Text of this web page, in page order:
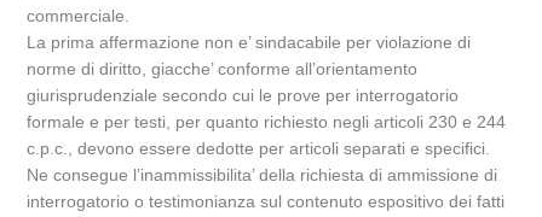
commerciale.
La prima affermazione non e’ sindacabile per violazione di
norme di diritto, giacche’ conforme all’orientamento
giurisprudenziale secondo cui le prove per interrogatorio
formale e per testi, per quanto richiesto negli articoli 230 e 244
c.p.c., devono essere dedotte per articoli separati e specifici.
Ne consegue l’inammissibilita’ della richiesta di ammissione di
interrogatorio o testimonianza sul contenuto espositivo dei fatti